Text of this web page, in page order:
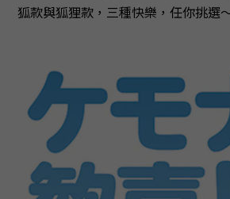
狐款與狐狸款，三種快樂，任你挑選